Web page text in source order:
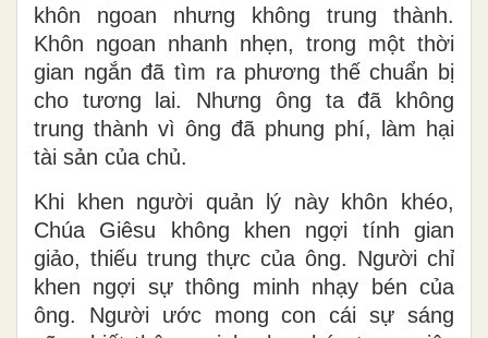
khôn ngoan nhưng không trung thành.
Khôn ngoan nhanh nhẹn, trong một thời
gian ngắn đã tìm ra phương thế chuẩn bị
cho tương lai. Nhưng ông ta đã không
trung thành vì ông đã phung phí, làm hại
tài sản của chủ.
Khi khen người quản lý này khôn khéo,
Chúa Giêsu không khen ngợi tính gian
giảo, thiếu trung thực của ông. Người chỉ
khen ngợi sự thông minh nhạy bén của
ông. Người ước mong con cái sự sáng